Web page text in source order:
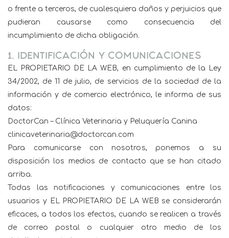
o frente a terceros, de cualesquiera daños y perjuicios que
pudieran causarse como consecuencia del
incumplimiento de dicha obligación.
1. IDENTIFICACIÓN Y COMUNICACIONES
EL PROPIETARIO DE LA WEB, en cumplimiento de la Ley
34/2002, de 11 de julio, de servicios de la sociedad de la
información y de comercio electrónico, le informa de sus
datos:
DoctorCan – Clínica Veterinaria y Peluquería Canina
clinicaveterinaria@doctorcan.com
Para comunicarse con nosotros, ponemos a su
disposición los medios de contacto que se han citado
arriba.
Todas las notificaciones y comunicaciones entre los
usuarios y EL PROPIETARIO DE LA WEB se considerarán
eficaces, a todos los efectos, cuando se realicen a través
de correo postal o cualquier otro medio de los